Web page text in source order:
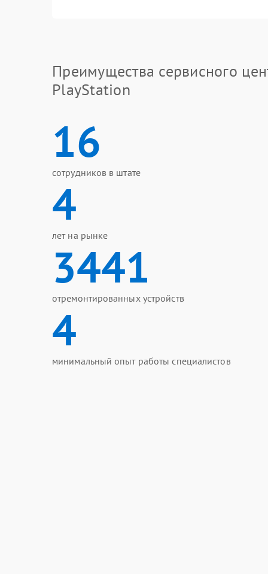
Преимущества сервисного
PlayStation
16
сотрудников в штате
4
лет на рынке
3441
отремонтированных устройств
4
минимальный опыт работы специалистов